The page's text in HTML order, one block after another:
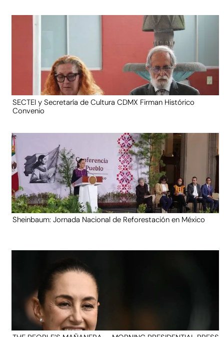
SECTEI y Secretaría de Cultura CDMX Firman Histórico
Convenio
Sheinbaum: Jornada Nacional de Reforestación en México